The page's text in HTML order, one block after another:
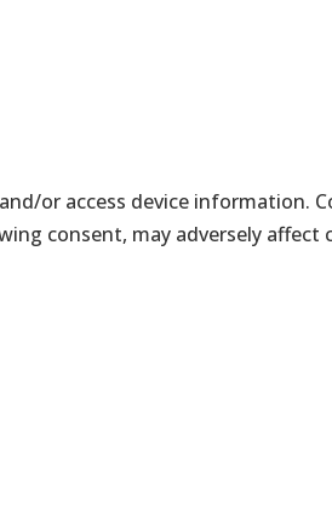
or access device
consent, may adversely